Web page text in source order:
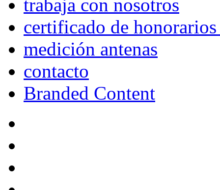
trabaja con nosotros
certificado de
medición antenas
contacto
Branded Content